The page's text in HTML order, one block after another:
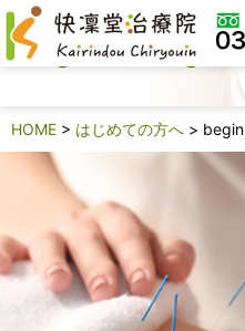
beginner-img06
HOME > はじめての方へ >